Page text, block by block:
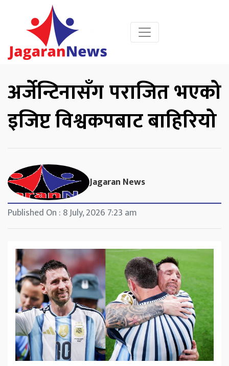
अर्जेन्टिनासँग पराजित भएको
इजिप्ट विश्वकपबाट बाहिरियो
Jagaran News
Published On : 8 July, 2026 7:23 am